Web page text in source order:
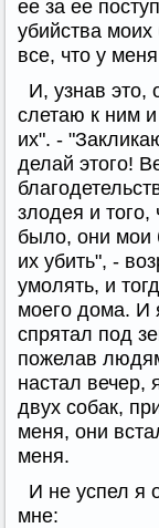
ее за ее
убийства
все, что у
И, узнав это,
слетаю к ним
их". -
делай этого!
злодея и того,
было, они мои
их убить", -
умолять, и
моего дома. И
спрятал под
пожелав
настал вечер,
двух собак,
меня, они
меня.
И не успел я
мне: